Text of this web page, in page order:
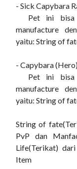
- Sick Capybara
Pet ini bisa
manufacture
yaitu: String of
- Capybara
Pet ini bisa
manufacture
yaitu: String of
String of
PvP dan
Life(Terikat)
Item